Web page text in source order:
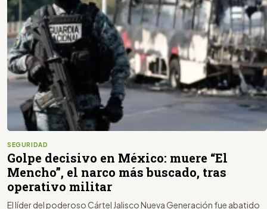
SEGURIDAD
Golpe decisivo en México: muere “El
Mencho”, el narco más buscado, tras
operativo militar
El líder del poderoso Cártel Jalisco Nueva Generación fue abatido